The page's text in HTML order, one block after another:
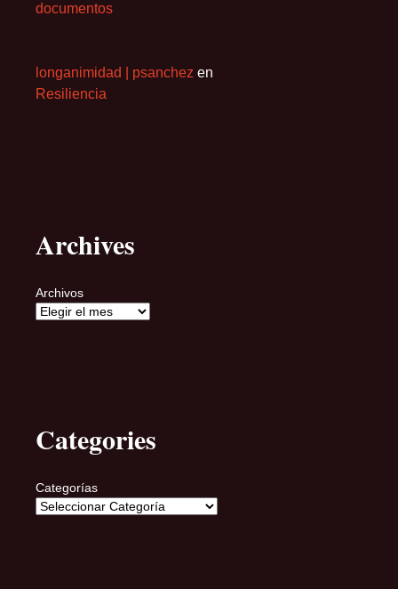
documentos
longanimidad | psanchez en
Resiliencia
Archives
Archivos
Categories
Categorías